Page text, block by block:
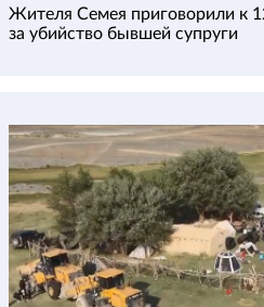
Жителя Семея приговорили к
за убийство бывшей супруги